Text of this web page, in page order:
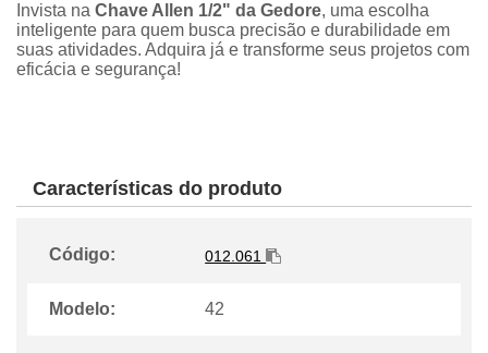
Invista na Chave Allen 1/2" da Gedore, uma escolha
inteligente para quem busca precisão e durabilidade em
suas atividades. Adquira já e transforme seus projetos com
eficácia e segurança!
Características do produto
Código: 012.061
Modelo: 42